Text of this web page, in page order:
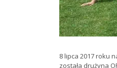
8 lipca 2017 roku
została drużyna